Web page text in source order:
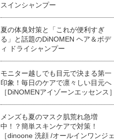
スインシャンプー
夏の体臭対策と「これが便利すぎ
る」と話題のDiNOMEN ヘア＆ボデ
ィ ドライシャンプー
モニター越しでも目元で決まる第一
印象！毎日のケアで凛々しい目元へ
［DiNOMENアイゾーンエッセンス］
メンズも夏のマスク肌荒れ急増
中！？簡単スキンケアで対策！
［dinoone 洗顔 /オールインワンジェ